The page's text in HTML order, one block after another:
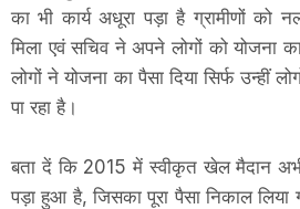
का भी कार्य अधूरा पड़ा है ग्रामीणों को
मिला एवं सचिव ने अपने लोगों को योजना
लोगों ने योजना का पैसा दिया सिर्फ उन्हीं
पा रहा है।
बता दें कि 2015 में स्वीकृत खेल मैदान
पड़ा हुआ है, जिसका पूरा पैसा निकाल